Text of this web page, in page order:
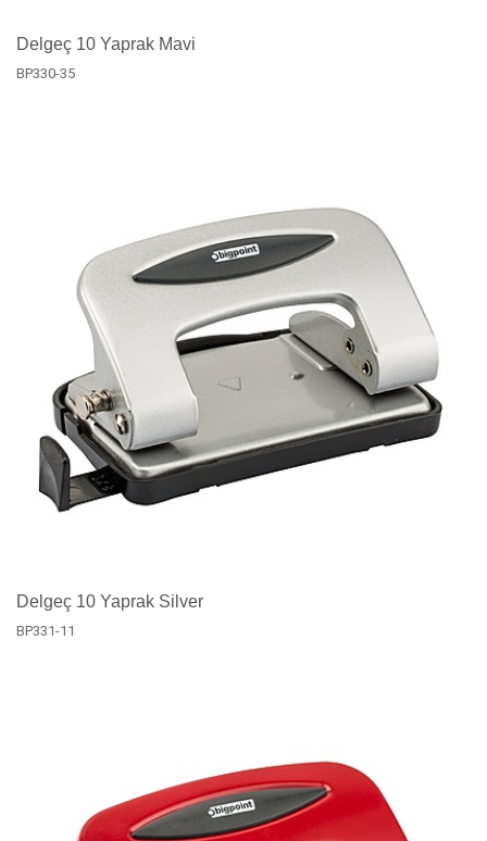
Delgeç 10 Yaprak Mavi
BP330-35
Delgeç 10 Yaprak Silver
BP331-11